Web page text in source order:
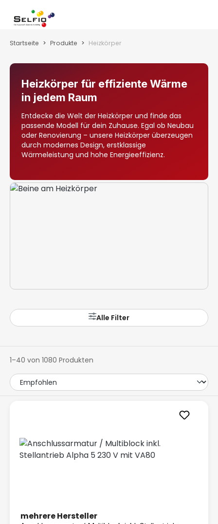
Zum Hauptinhalt springen
Startseite Produkte Heizkörper
Heizkörper für effiziente Wärme
in jedem Raum
Entdecke die Welt der Heizkörper und finde das
passende Modell für dein Zuhause. Egal ob Neubau
oder Renovierung – unsere Heizkörper überzeugen
durch modernes Design, erstklassige
Wärmeleistung und hohe Energieeffizienz.
Alle Filter
1–40 von 1080 Produkten
mehrere Hersteller